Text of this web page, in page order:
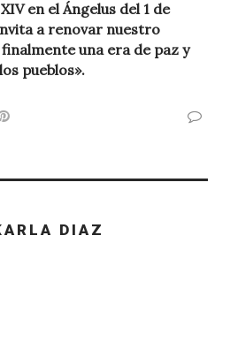
en el Ángelus del 1 de
a renovar nuestro
una era de paz y
pueblos».
Pinterest
DIAZ